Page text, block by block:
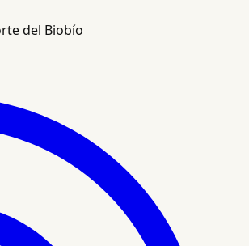
del Biobío